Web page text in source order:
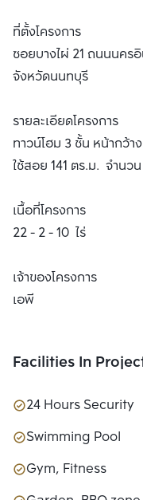
ที่ตั้งโครงการ
ซอยบางไผ่ 21 ถนนนคร
จังหวัดนนทบุรี
รายละเอียดโครงการ
ทาวน์โฮม 3 ชั้น หน้ากว้า
ใช้สอย 141 ตร.ม. จำนว
เนื้อที่โครงการ
22 - 2 - 10 ไร่
เจ้าของโครงการ
เอพี
Facilities In
24 Hours Security
Swimming Pool
Gym, Fitness